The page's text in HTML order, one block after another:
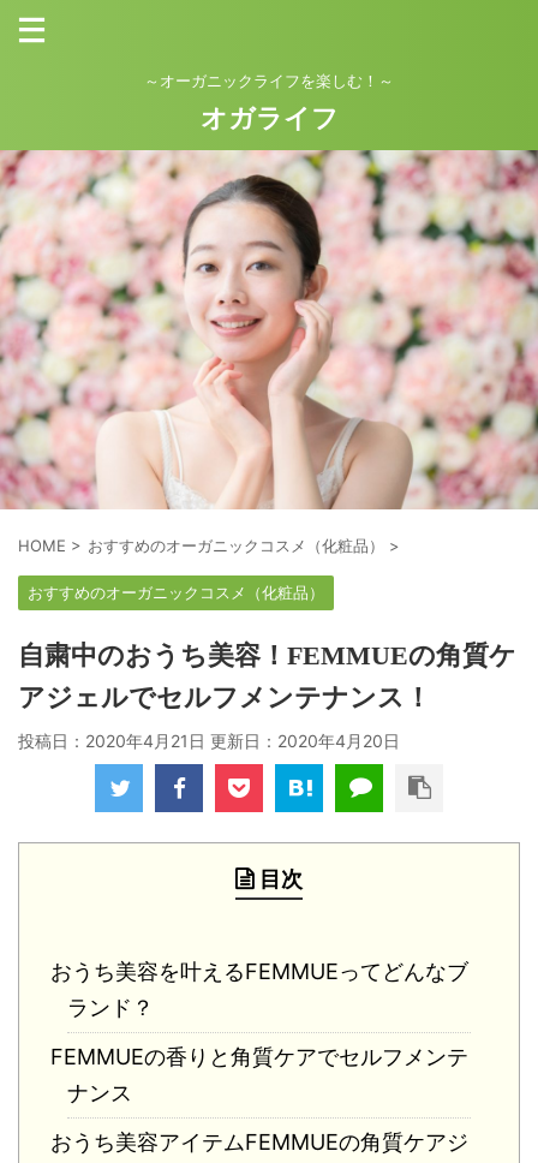
～オーガニックライフを楽しむ！～
オガライフ
HOME > おすすめのオーガニックコスメ（化粧品） >
おすすめのオーガニックコスメ（化粧品）
自粛中のおうち美容！FEMMUEの角質ケ
アジェルでセルフメンテナンス！
投稿日：2020年4月21日 更新日： 2020年4月20日
目次
おうち美容を叶えるFEMMUEってどんなブ
ランド？
FEMMUEの香りと角質ケアでセルフメンテ
ナンス
おうち美容アイテムFEMMUEの角質ケアジ